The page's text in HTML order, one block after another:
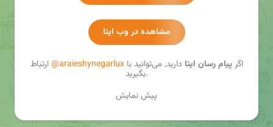
مشاهده در وب ایتا
اگرپیام رسان ایتا دارید, می‌توانید با@araieshynegarluxارتباط
بگیرید.
پیش نمایش